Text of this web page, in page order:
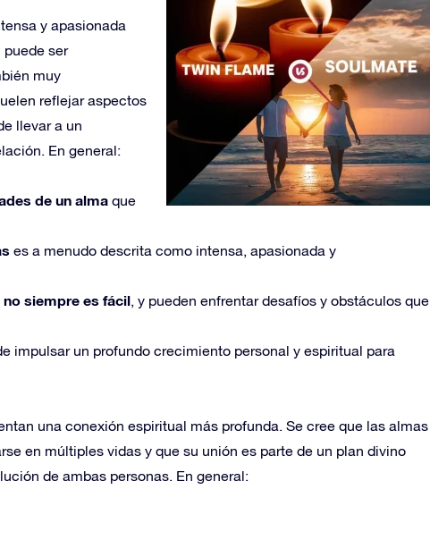
y apasionada
puede ser
muy
reflejar aspectos
llevar a un
En general:
de un alma que
es a menudo descrita como intensa, apasionada y
siempre es fácil, y pueden enfrentar desafíos y obstáculos que
impulsar un profundo crecimiento personal y espiritual para
una conexión espiritual más profunda. Se cree que las almas
en múltiples vidas y que su unión es parte de un plan divino
de ambas personas. En general: